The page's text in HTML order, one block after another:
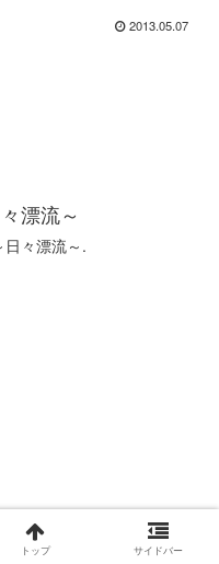
2013.05.07
漂流～
々漂流～.
トップ サイドバー